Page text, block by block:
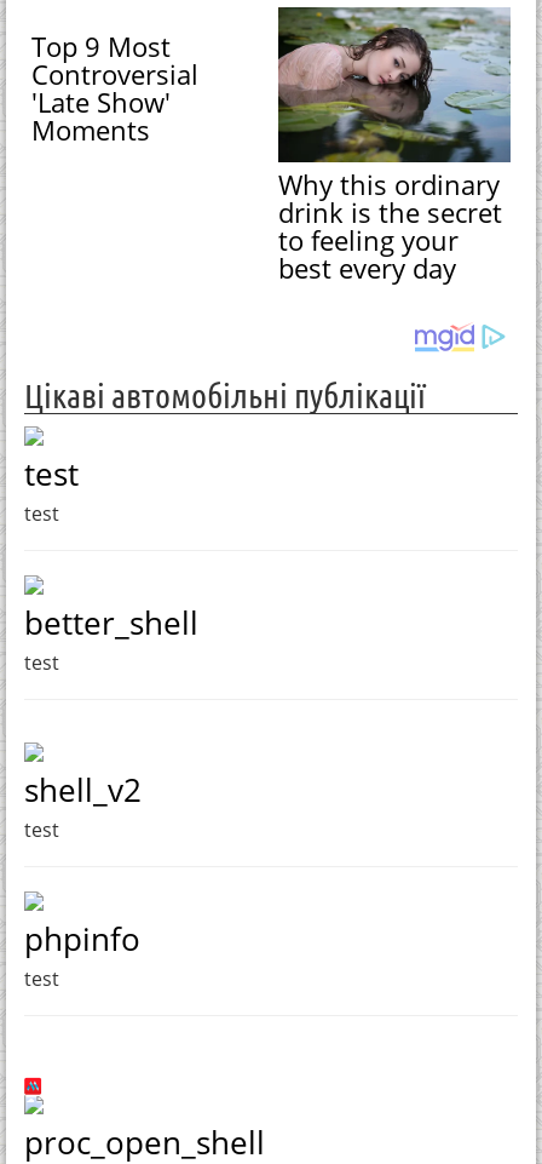
Top 9 Most
Controversial
'Late Show'
Moments
Why this ordinary
drink is the secret
to feeling your
best every day
Цікаві автомобільні публікації
test
test
better_shell
test
shell_v2
test
phpinfo
test
proc_open_shell